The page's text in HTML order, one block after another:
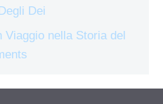
Dei
Viaggio nella Storia del